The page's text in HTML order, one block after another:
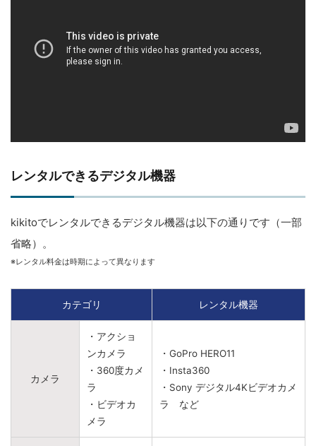
レンタルできるデジタル機器
kikitoでレンタルできるデジタル機器は以下の通りです（一部
省略）。
※レンタル料金は時期によって異なります
カテゴリ レンタル機器
カメラ
・アクショ
ンカメラ
・360度カメ
ラ
・ビデオカ
メラ
・GoPro HERO11
・Insta360
・Sony デジタル4Kビデオカメ
ラ など